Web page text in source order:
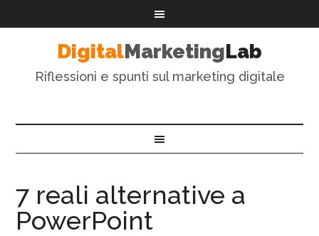
DigitalMarketingLab
Riflessioni e spunti sul marketing digitale
7 reali alternative a
PowerPoint